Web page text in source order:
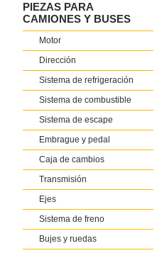
PIEZAS PARA
CAMIONES Y BUSES
Motor
Dirección
Sistema de refrigeración
Sistema de combustible
Sistema de escape
Embrague y pedal
Caja de cambios
Transmisión
Ejes
Sistema de freno
Bujes y ruedas